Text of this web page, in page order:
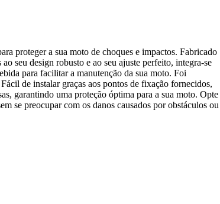
proteger a sua moto de choques e impactos. Fabricado
seu design robusto e ao seu ajuste perfeito, integra-se
para facilitar a manutenção da sua moto. Foi
de instalar graças aos pontos de fixação fornecidos,
garantindo uma proteção óptima para a sua moto. Opte
se preocupar com os danos causados por obstáculos ou